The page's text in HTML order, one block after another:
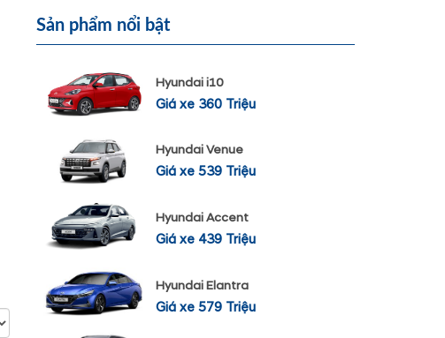
Sản phẩm nổi bật
Hyundai i10
Giá xe 360 Triệu
Hyundai Venue
Giá xe 539 Triệu
Hyundai Accent
Giá xe 439 Triệu
Hyundai Elantra
Giá xe 579 Triệu